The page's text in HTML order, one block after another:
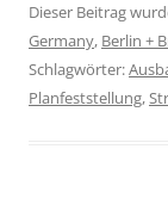
Dieser Beitrag
Germany, Berlin +
Schlagwörter:
Planfeststellung,